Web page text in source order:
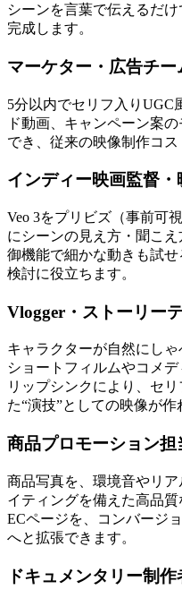
シーンを言葉で伝えるだ
完成します。
マーケター・広告チー
5分以内でセリフ入りUGC
ド動画、キャンペーン案
でき、従来の映像制作コス
インディー映画監督
Veo 3をプリビズ（事前可
にシーンの見え方・聞こ
御機能で細かな動きも試
検討に役立ちます。
Vlogger・ストーリー
キャラクターが自然にし
ショートフィルムやコメ
リップシンクにより、セ
た“演技”としての映像が作
商品プロモーション担
商品写真を、環境音やリ
イティングを備えた高品
ECページを、コンバージ
へと拡張できます。
ドキュメンタリー制作